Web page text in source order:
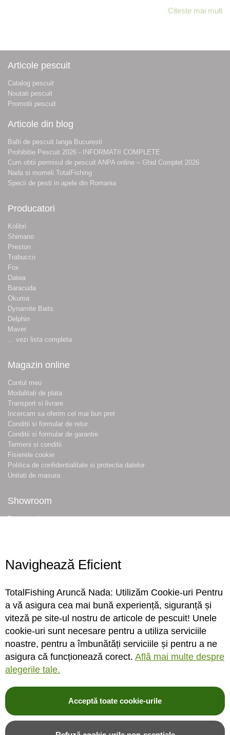
Citeste mai mult
Articole pescuit
Catalog pescuit
Noutati pescuit
Promotii pescuit
Articole din blog
Balti de pescuit langa Bucuresti
Prohibitie Pescuit 2026 - INFORMATII COMPLETE
Cum obtii permisul de pescuit ANPA online – Ghid Complet 2026
Nada si momeli TotalFishing
Specii de pesti in apele din Romania
Producatori
Kolibri
Shimano
Preston
Trabucco
Fox
Daiwa
Baracuda
Okuma
Dynamite Baits
Delphin
Maver
... vezi lista completa
Magazin online
Contul meu
Modalitati de plata
Transport si livrare
Incercam sa oferim cel mai bun pret
Conditii si formular de retur
Conditii si formular de garantie
Termeni si conditii
Fisierele cookie
Politica de confidentialitate si protectia datelor
Unitati de masura
Showroom
Despre noi
Conecteaza-te
Sa ne cunoastem mai bine. Vino alaturi de noi pe reteaua ta preferata. Te
asteptam cu stiri, surprize, concursuri, premii ...
© 2004-2026 TotalFishing SRL. Toate drepturile rezervate. Citititermeni si
fisiere cookie ,politica de confidentialitate si protectia datelor
Navighează Eficient
TotalFishing Aruncă Nada: Utilizăm Cookie-uri Pentru
a vă asigura cea mai bună experiență, siguranță și
viteză pe site-ul nostru de articole de pescuit! Unele
cookie-uri sunt necesare pentru a utiliza serviciile
noastre, pentru a îmbunătăți serviciile și pentru a ne
asigura că funcționează corect. Află mai multe despre
alegerile tale.
Acceptă toate cookie-urile